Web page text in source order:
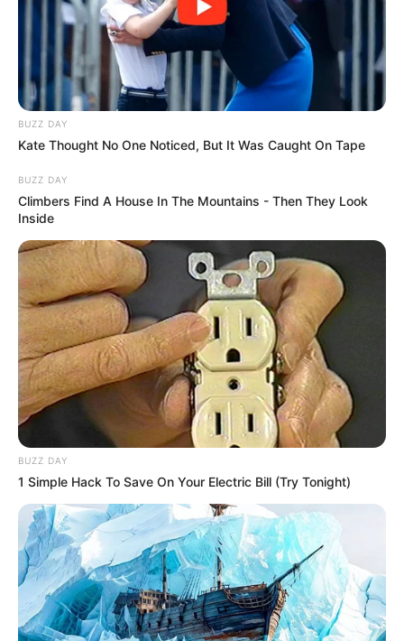
BUZZ DAY
Kate Thought No One Noticed, But It Was Caught On Tape
BUZZ DAY
Climbers Find A House In The Mountains - Then They Look
Inside
BUZZ DAY
1 Simple Hack To Save On Your Electric Bill (Try Tonight)